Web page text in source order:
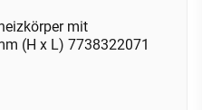
mit
(H x L) 7738322071